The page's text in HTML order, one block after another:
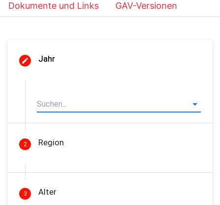
Dokumente und Links GAV-Versionen
Jahr
2 Region
3 Alter